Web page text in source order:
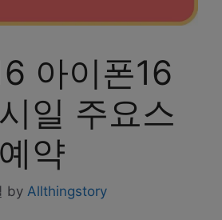
아이폰16
일 주요스
약
by Allthingstory